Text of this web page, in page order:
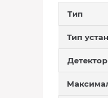
Тип
Тип